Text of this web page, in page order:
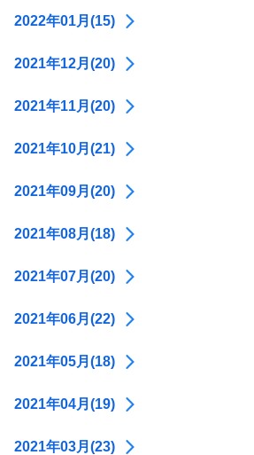
2022年01月(15)
2021年12月(20)
2021年11月(20)
2021年10月(21)
2021年09月(20)
2021年08月(18)
2021年07月(20)
2021年06月(22)
2021年05月(18)
2021年04月(19)
2021年03月(23)